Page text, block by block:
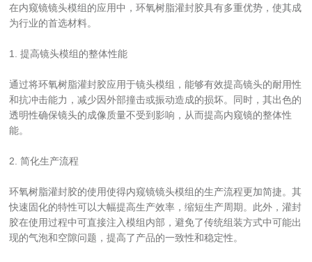
在内窥镜镜头模组的应用中，环氧树脂灌封胶具有多重优势，使其成
为行业的首选材料。
1. 提高镜头模组的整体性能
通过将环氧树脂灌封胶应用于镜头模组，能够有效提高镜头的耐用性
和抗冲击能力，减少因外部撞击或振动造成的损坏。同时，其出色的
透明性确保镜头的成像质量不受到影响，从而提高内窥镜的整体性
能。
2. 简化生产流程
环氧树脂灌封胶的使用使得内窥镜镜头模组的生产流程更加简捷。其
快速固化的特性可以大幅提高生产效率，缩短生产周期。此外，灌封
胶在使用过程中可直接注入模组内部，避免了传统组装方式中可能出
现的气泡和空隙问题，提高了产品的一致性和稳定性。